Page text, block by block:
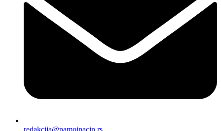
redakcija@namojnacin.rs